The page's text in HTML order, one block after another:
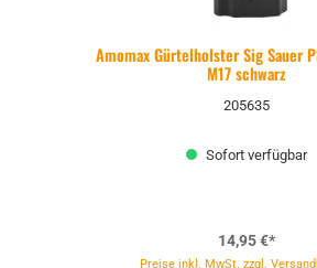
Amomax Gürtelholster Sig Sauer
M17 schwarz
205635
Sofort verfügbar
14,95 €*
Preise inkl. MwSt. zzgl.